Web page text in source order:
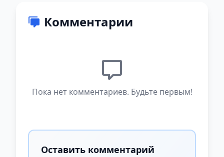
Комментарии
Пока нет комментариев. Будьте первым!
Оставить комментарий